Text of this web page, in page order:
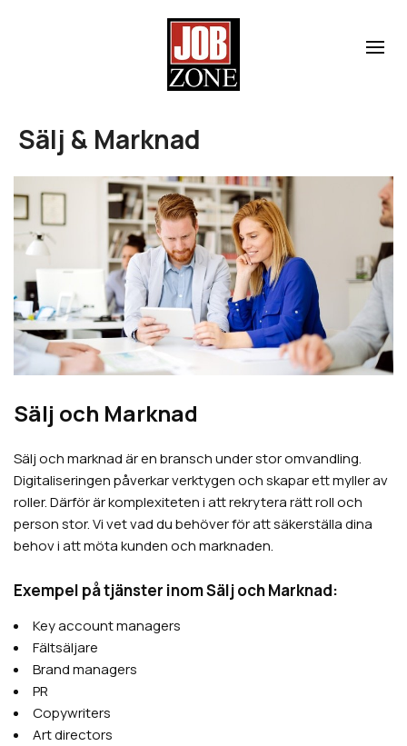
Sälj & Marknad
Sälj och Marknad
Sälj och marknad är en bransch under stor omvandling.
Digitaliseringen påverkar verktygen och skapar ett myller av
roller. Därför är komplexiteten i att rekrytera rätt roll och
person stor. Vi vet vad du behöver för att säkerställa dina
behov i att möta kunden och marknaden.
Exempel på tjänster inom Sälj och Marknad:
Key account managers
Fältsäljare
Brand managers
PR
Copywriters
Art directors